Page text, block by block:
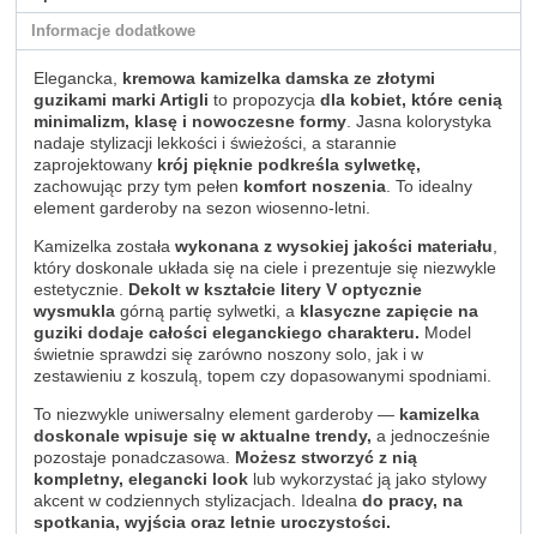
Informacje dodatkowe
Elegancka, kremowa kamizelka damska ze złotymi
guzikami marki Artigli to propozycja dla kobiet, które cenią
minimalizm, klasę i nowoczesne formy. Jasna kolorystyka
nadaje stylizacji lekkości i świeżości, a starannie
zaprojektowanykrój pięknie podkreśla sylwetkę,
zachowując przy tym pełen komfort noszenia. To idealny
element garderoby na sezon wiosenno-letni.
Kamizelka została wykonana z wysokiej jakości materiału,
który doskonale układa się na ciele i prezentuje się niezwykle
estetycznie. Dekolt w kształcie litery V optycznie
wysmuklagórną partię sylwetki, a klasyczne zapięcie na
guziki dodaje całości eleganckiego charakteru. Model
świetnie sprawdzi się zarówno noszony solo, jak i w
zestawieniu z koszulą, topem czy dopasowanymi spodniami.
To niezwykle uniwersalny element garderoby — kamizelka
doskonale wpisuje się w aktualne trendy, a jednocześnie
pozostaje ponadczasowa. Możesz stworzyć z nią
kompletny, elegancki looklub wykorzystać ją jako stylowy
akcent w codziennych stylizacjach. Idealna do pracy, na
spotkania, wyjścia oraz letnie uroczystości.